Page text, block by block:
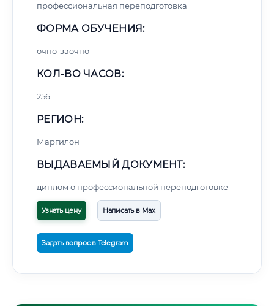
профессиональная переподготовка
ФОРМА ОБУЧЕНИЯ:
очно-заочно
КОЛ-ВО ЧАСОВ:
256
РЕГИОН:
Маргилон
ВЫДАВАЕМЫЙ ДОКУМЕНТ:
диплом о профессиональной переподготовке
Узнать цену Написать в Max
Задать вопрос в Telegram